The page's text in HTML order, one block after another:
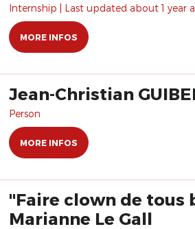
Internship | Last updated about 1 year
MORE INFOS
Jean-Christian
Person
MORE INFOS
"Faire clown de tous
Marianne Le Gall